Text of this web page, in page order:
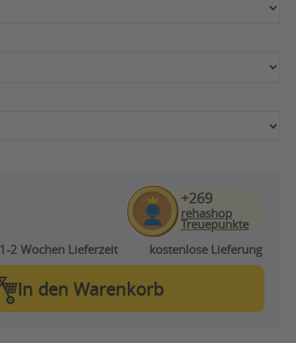
+269
rehashop
Treuepunkte
1-2 WochenLieferzeit kostenlose Lieferung
In den Warenkorb